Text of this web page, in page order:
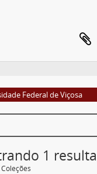
Federal de Viçosa
1